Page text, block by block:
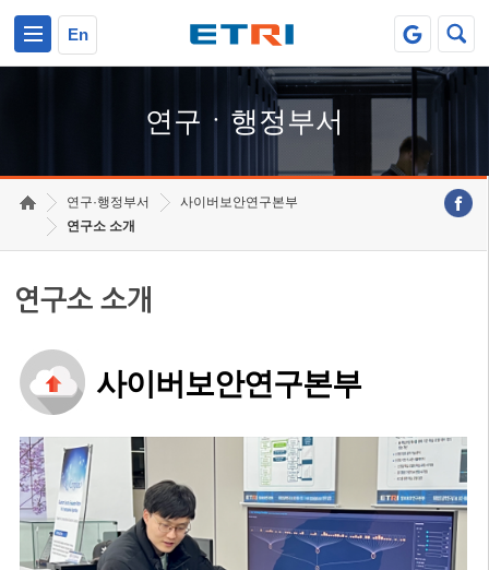
En
연구ㆍ행정부서
연구·행정부서
사이버보안연구본부
연구소 소개
연구소 소개
사이버보안연구본부